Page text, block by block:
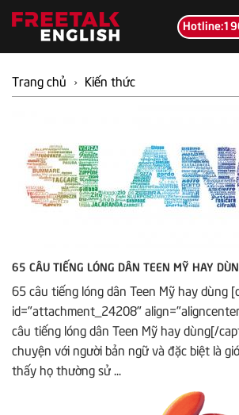
Trang chủ › Kiến thức
65 CÂU TIẾNG LÓNG DÂN TEEN MỸ HAY
65 câu tiếng lóng dân Teen Mỹ hay dùng
id="attachment_24208"
câu tiếng lóng dân Teen Mỹ hay dùng[/
chuyện với người bản ngữ và đặc biệt là
thấy họ thường sử ...